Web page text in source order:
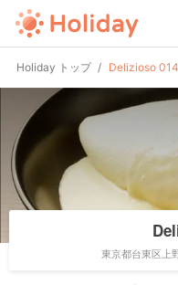
Holiday トップ Delizioso
東京都台東区上